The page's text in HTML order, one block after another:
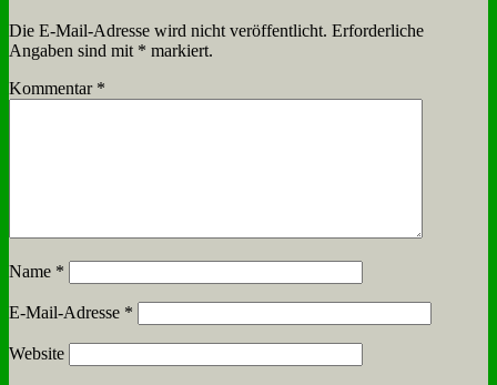
Die E-Mail-Adresse wird nicht veröffentlicht. Erforderliche
Angaben sind mit * markiert.
Kommentar *
Name *
E-Mail-Adresse *
Website